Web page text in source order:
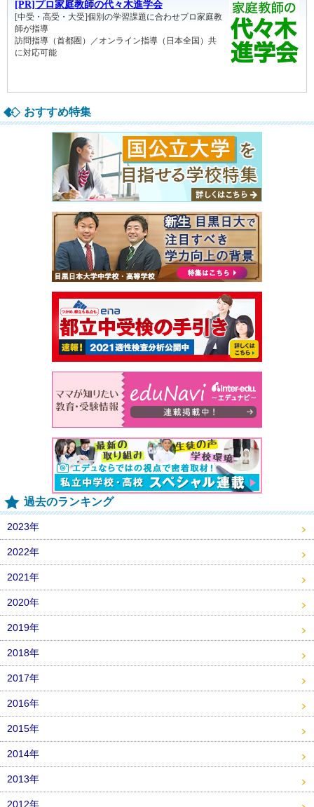
おすすめ特集
過去のランキング
2023年
2022年
2021年
2020年
2019年
2018年
2017年
2016年
2015年
2014年
2013年
2012年